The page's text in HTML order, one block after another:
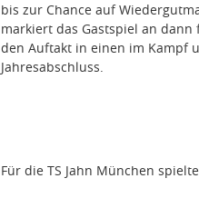
bis zur Chance auf
markiert das Gastspiel an dann
den Auftakt in einen im Kampf
Jahresabschluss.
Für die TS Jahn München